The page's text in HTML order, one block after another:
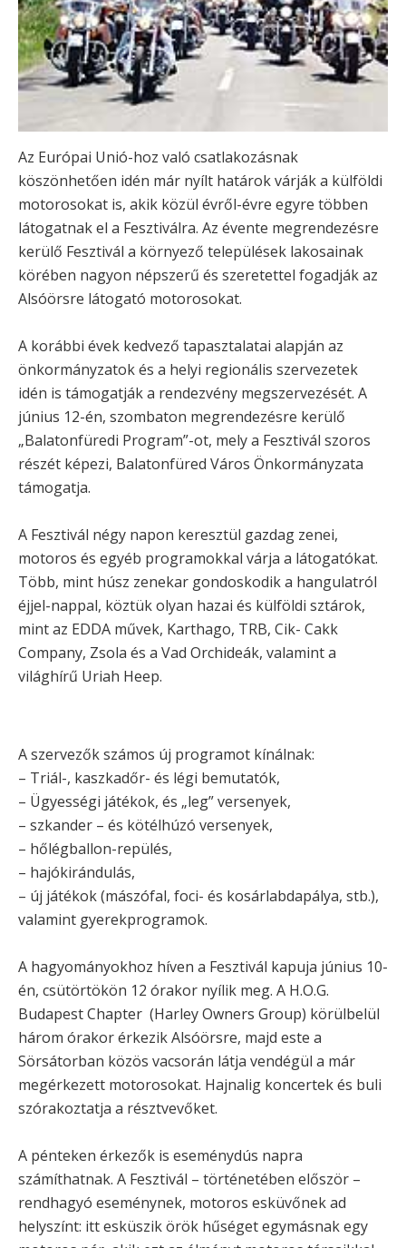
Az Európai Unió-hoz való csatlakozásnak
köszönhetően idén már nyílt határok várják a külföldi
motorosokat is, akik közül évről-évre egyre többen
látogatnak el a Fesztiválra. Az évente megrendezésre
kerülő Fesztivál a környező települések lakosainak
körében nagyon népszerű és szeretettel fogadják az
Alsóörsre látogató motorosokat.
A korábbi évek kedvező tapasztalatai alapján az
önkormányzatok és a helyi regionális szervezetek
idén is támogatják a rendezvény megszervezését. A
június 12-én, szombaton megrendezésre kerülő
„Balatonfüredi Program”-ot, mely a Fesztivál szoros
részét képezi, Balatonfüred Város Önkormányzata
támogatja.
A Fesztivál négy napon keresztül gazdag zenei,
motoros és egyéb programokkal várja a látogatókat.
Több, mint húsz zenekar gondoskodik a hangulatról
éjjel-nappal, köztük olyan hazai és külföldi sztárok,
mint az EDDA művek, Karthago, TRB, Cik- Cakk
Company, Zsola és a Vad Orchideák, valamint a
világhírű Uriah Heep.
A szervezők számos új programot kínálnak:
– Triál-, kaszkadőr- és légi bemutatók,
– Ügyességi játékok, és „leg” versenyek,
– szkander – és kötélhúzó versenyek,
– hőlégballon-repülés,
– hajókirándulás,
– új játékok (mászófal, foci- és kosárlabdapálya, stb.),
valamint gyerekprogramok.
A hagyományokhoz híven a Fesztivál kapuja június 10-
én, csütörtökön 12 órakor nyílik meg. A H.O.G.
Budapest Chapter (Harley Owners Group) körülbelül
három órakor érkezik Alsóörsre, majd este a
Sörsátorban közös vacsorán látja vendégül a már
megérkezett motorosokat. Hajnalig koncertek és buli
szórakoztatja a résztvevőket.
A pénteken érkezők is eseménydús napra
számíthatnak. A Fesztivál – történetében először –
rendhagyó eseménynek, motoros esküvőnek ad
helyszínt: itt esküszik örök hűséget egymásnak egy